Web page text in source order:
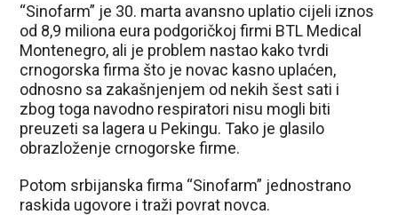
“Sinofarm” je 30. marta avansno uplatio cijeli iznos
od 8,9 miliona eura podgoričkoj firmi BTL Medical
Montenegro, ali je problem nastao kako tvrdi
crnogorska firma što je novac kasno uplaćen,
odnosno sa zakašnjenjem od nekih šest sati i
zbog toga navodno respiratori nisu mogli biti
preuzeti sa lagera u Pekingu. Tako je glasilo
obrazloženje crnogorske firme.
Potom srbijanska firma “Sinofarm” jednostrano
raskida ugovore i traži povrat novca.